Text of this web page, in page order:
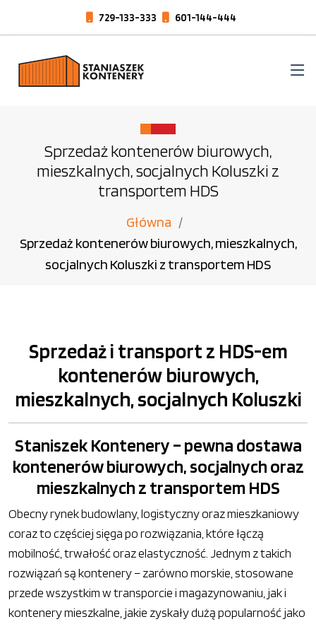
729-133-333 601-144-444
Sprzedaż kontenerów biurowych,
mieszkalnych, socjalnych Koluszki z
transportem HDS
Główna
Sprzedaż kontenerów biurowych, mieszkalnych,
socjalnych Koluszki z transportem HDS
Sprzedaż i transport z HDS-em
kontenerów biurowych,
mieszkalnych, socjalnych Koluszki
Staniszek Kontenery – pewna dostawa
kontenerów biurowych, socjalnych oraz
mieszkalnych z transportem HDS
Obecny rynek budowlany, logistyczny oraz mieszkaniowy
coraz to częściej sięga po rozwiązania, które łączą
mobilność, trwałość oraz elastyczność. Jednym z takich
rozwiązań są kontenery – zarówno morskie, stosowane
przede wszystkim w transporcie i magazynowaniu, jak i
kontenery mieszkalne, jakie zyskały dużą popularność jako